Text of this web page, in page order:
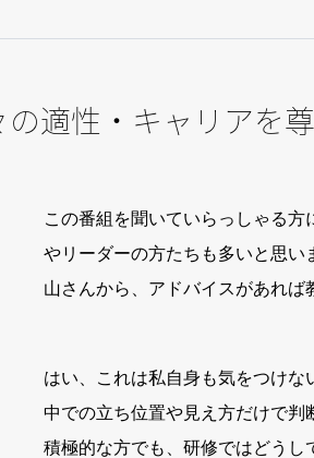
の適性・キャリアを
この番組を聞いていらっしゃる
やリーダーの方たちも多いと思い
山さんから、アドバイスがあれば
はい、これは私自身も気をつけ
中での立ち位置や見え方だけで判
積極的な方でも、研修ではどう